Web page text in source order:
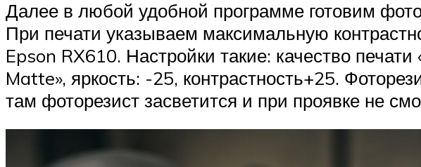
Далее в любой удобной программе готовим
При печати указываем максимальную
Epson RX610. Настройки такие: качество
Matte», яркость: -25, контрастность+25.
там фоторезист засветится и при проявке не